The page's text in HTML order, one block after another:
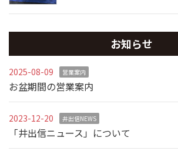
お知らせ
2025-08-09 営業案内
お盆期間の営業案内
2023-12-20 井出信NEWS
「井出信ニュース」について